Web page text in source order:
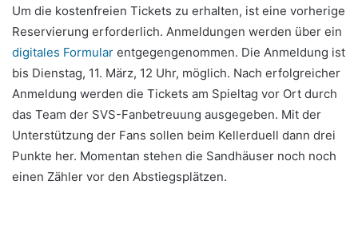
Um die kostenfreien Tickets zu erhalten, ist eine vorherige
Reservierung erforderlich. Anmeldungen werden über ein
digitales Formular entgegengenommen. Die Anmeldung ist
bis Dienstag, 11. März, 12 Uhr, möglich. Nach erfolgreicher
Anmeldung werden die Tickets am Spieltag vor Ort durch
das Team der SVS-Fanbetreuung ausgegeben. Mit der
Unterstützung der Fans sollen beim Kellerduell dann drei
Punkte her. Momentan stehen die Sandhäuser noch noch
einen Zähler vor den Abstiegsplätzen.